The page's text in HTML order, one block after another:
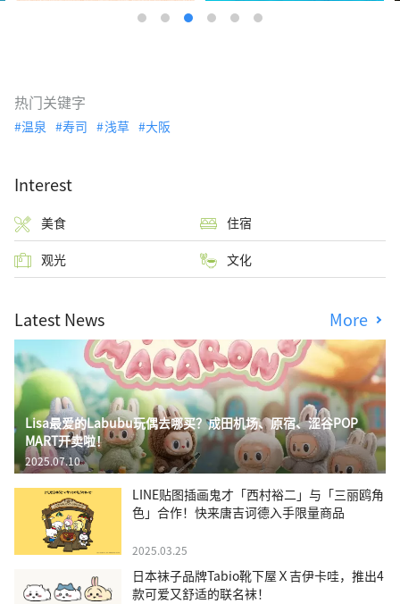
热门关键字
温泉 寿司 浅草 大阪
Interest
美食 住宿
观光 文化
Latest News More
Lisa最爱的Labubu玩偶去哪买？成田机场、原宿、涩谷POP
MART开卖啦！
2025.07.10
LINE贴图插画鬼才「西村裕二」与「三丽鸥角
色」合作！快来唐吉诃德入手限量商品
2025.03.25
日本袜子品牌Tabio靴下屋Ｘ吉伊卡哇，推出4
款可爱又舒适的联名袜！